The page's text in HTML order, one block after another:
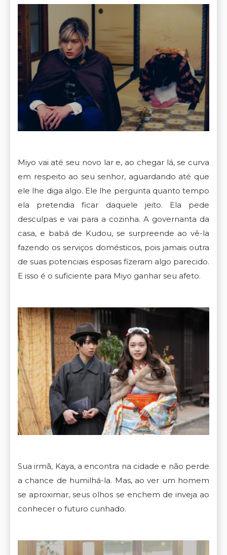
Miyo vai até seu novo lar e, ao chegar lá, se curva
em respeito ao seu senhor, aguardando até que
ele lhe diga algo. Ele lhe pergunta quanto tempo
ela pretendia ficar daquele jeito. Ela pede
desculpas e vai para a cozinha. A governanta da
casa, e babá de Kudou, se surpreende ao vê-la
fazendo os serviços domésticos, pois jamais outra
de suas potenciais esposas fizeram algo parecido.
E isso é o suficiente para Miyo ganhar seu afeto.
Sua irmã, Kaya, a encontra na cidade e não perde
a chance de humilhá-la. Mas, ao ver um homem
se aproximar, seus olhos se enchem de inveja ao
conhecer o futuro cunhado.